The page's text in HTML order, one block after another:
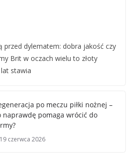
przed dylematem: dobra jakość czy
Brit w oczach wielu to złoty
stawia
po meczu piłki nożnej –
naprawdę pomaga wrócić do
19 czerwca 2026